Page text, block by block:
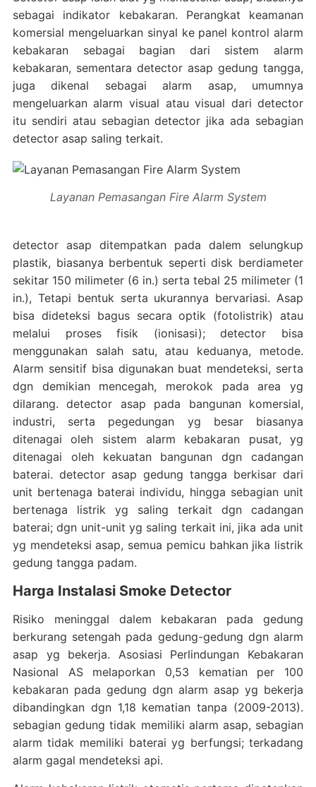
sebagai indikator kebakaran. Perangkat keamanan
komersial mengeluarkan sinyal ke panel kontrol alarm
kebakaran sebagai bagian dari sistem alarm
kebakaran, sementara detector asap gedung tangga,
juga dikenal sebagai alarm asap, umumnya
mengeluarkan alarm visual atau visual dari detector
itu sendiri atau sebagian detector jika ada sebagian
detector asap saling terkait.
Layanan Pemasangan Fire Alarm System
detector asap ditempatkan pada dalem selungkup
plastik, biasanya berbentuk seperti disk berdiameter
sekitar 150 milimeter (6 in.) serta tebal 25 milimeter (1
in.), Tetapi bentuk serta ukurannya bervariasi. Asap
bisa dideteksi bagus secara optik (fotolistrik) atau
melalui proses fisik (ionisasi); detector bisa
menggunakan salah satu, atau keduanya, metode.
Alarm sensitif bisa digunakan buat mendeteksi, serta
dgn demikian mencegah, merokok pada area yg
dilarang. detector asap pada bangunan komersial,
industri, serta pegedungan yg besar biasanya
ditenagai oleh sistem alarm kebakaran pusat, yg
ditenagai oleh kekuatan bangunan dgn cadangan
baterai. detector asap gedung tangga berkisar dari
unit bertenaga baterai individu, hingga sebagian unit
bertenaga listrik yg saling terkait dgn cadangan
baterai; dgn unit-unit yg saling terkait ini, jika ada unit
yg mendeteksi asap, semua pemicu bahkan jika listrik
gedung tangga padam.
Harga Instalasi Smoke Detector
Risiko meninggal dalem kebakaran pada gedung
berkurang setengah pada gedung-gedung dgn alarm
asap yg bekerja. Asosiasi Perlindungan Kebakaran
Nasional AS melaporkan 0,53 kematian per 100
kebakaran pada gedung dgn alarm asap yg bekerja
dibandingkan dgn 1,18 kematian tanpa (2009-2013).
sebagian gedung tidak memiliki alarm asap, sebagian
alarm tidak memiliki baterai yg berfungsi; terkadang
alarm gagal mendeteksi api.